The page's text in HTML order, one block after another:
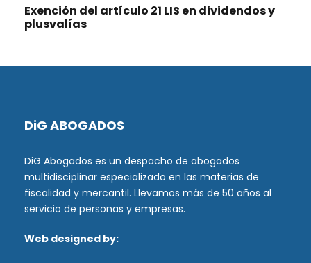
Exención del artículo 21 LIS en dividendos y
plusvalías
DiG ABOGADOS
DiG Abogados es un despacho de abogados
multidisciplinar especializado en las materias de
fiscalidad y mercantil. Llevamos más de 50 años al
servicio de personas y empresas.
Web designed by: